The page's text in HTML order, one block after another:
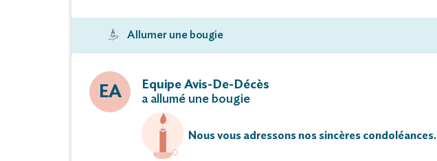
Allumer une bougie
EA
Equipe Avis-De-Décès
a allumé une bougie
Nous vous adressons nos sincères condoléances.